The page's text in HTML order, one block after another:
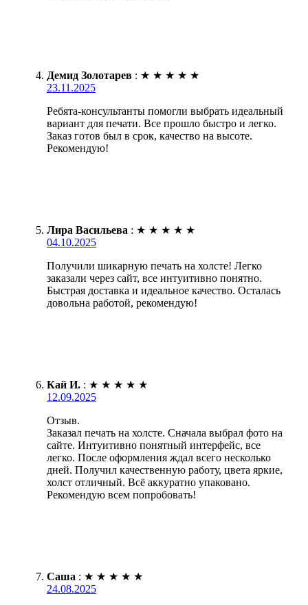
Демид Золотарев : ★ ★ ★ ★ ★
23.11.2025
Ребята-консультанты помогли выбрать идеальный
вариант для печати. Все прошло быстро и легко.
Заказ готов был в срок, качество на высоте.
Рекомендую!
Лира Васильева : ★ ★ ★ ★ ★
04.10.2025
Получили шикарную печать на холсте! Легко
заказали через сайт, все интуитивно понятно.
Быстрая доставка и идеальное качество. Осталась
довольна работой, рекомендую!
Кай И. : ★ ★ ★ ★ ★
12.09.2025
Отзыв.
Заказал печать на холсте. Сначала выбрал фото на
сайте. Интуитивно понятный интерфейс, все
легко. После оформления ждал всего несколько
дней. Получил качественную работу, цвета яркие,
холст отличный. Всё аккуратно упаковано.
Рекомендую всем попробовать!
Саша : ★ ★ ★ ★ ★
24.08.2025